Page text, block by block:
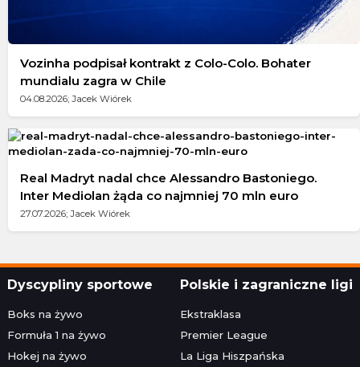
Vozinha podpisał kontrakt z Colo-Colo. Bohater
mundialu zagra w Chile
04.08.2026; Jacek Wiórek
Real Madryt nadal chce Alessandro Bastoniego.
Inter Mediolan żąda co najmniej 70 mln euro
27.07.2026; Jacek Wiórek
Dyscypliny sportowe
Boks na żywo
Formuła 1 na żywo
Hokej na żywo
Polskie i zagraniczne ligi
Ekstraklasa
Premier League
La Liga Hiszpańska